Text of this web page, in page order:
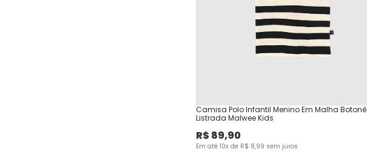
Camisa Polo Infantil Menino Em Malha Botonê
Listrada Malwee Kids
R$89,90
Em até 10x de R$ 8,99 sem juros